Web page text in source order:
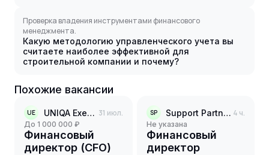
Проверка владения инструментами финансового
менеджмента.
Какую методологию управленческого учета вы
считаете наиболее эффективной для
строительной компании и почему?
Похожие вакансии
UE UNIQA Executive Search 31 июл.
до 1 000 000 ₽
Финансовый
директор (CFO)
SP Support Partners 4 ч.
Не указана
Финансовый
директор